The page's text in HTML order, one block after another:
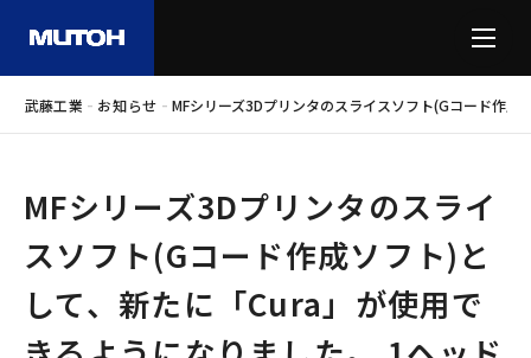
武藤工業 - お知らせ - MFシリーズ3Dプリンタのスライスソフト(Gコード作
MFシリーズ3Dプリンタのスライ
スソフト(Gコード作成ソフト)と
して、新たに「Cura」が使用で